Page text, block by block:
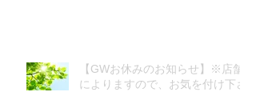
【GWお休みのお知らせ】※店舗
によりますので、お気を付け下さ